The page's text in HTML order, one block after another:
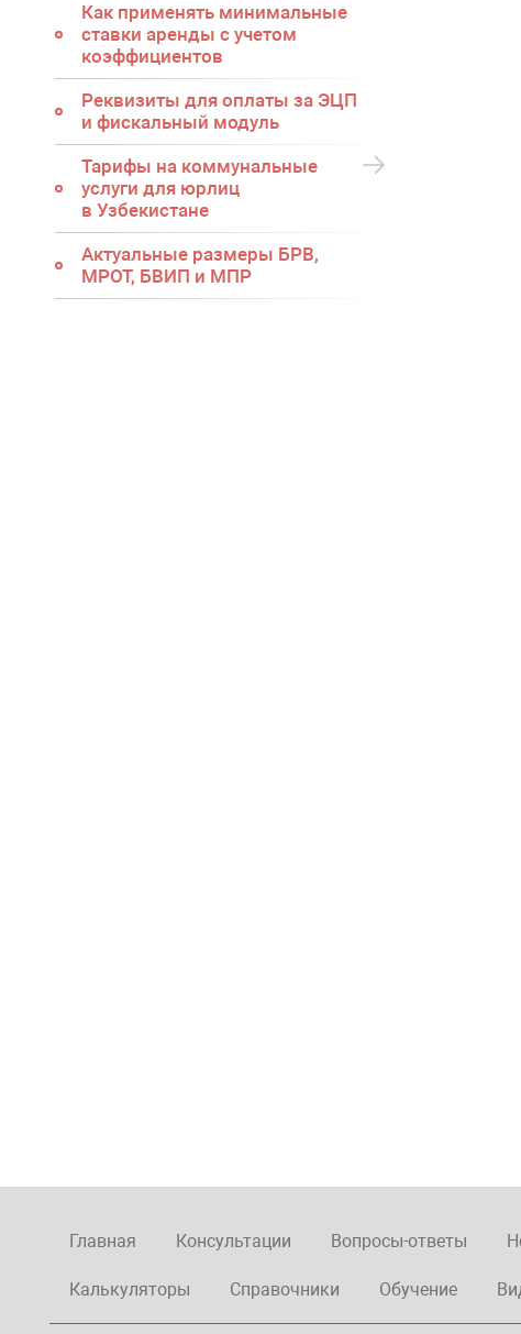
Как применять минимальные
ставки аренды с учетом
коэффициентов
Реквизиты для оплаты за ЭЦП
и фискальный модуль
Тарифы на коммунальные
услуги для юрлиц
в Узбекистане
Актуальные размеры БРВ,
МРОТ, БВИП и МПР
Главная Консультации Вопросы-ответы
Калькуляторы Справочники Обучение